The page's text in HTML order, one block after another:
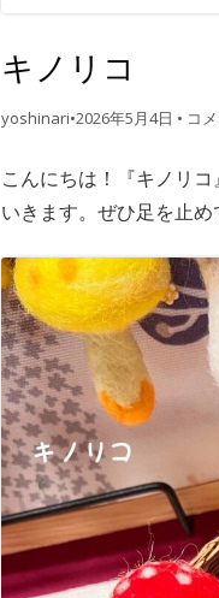
キノリコ
yoshinari•2026年5月4日 • コ
こんにちは！『キノリ
いきます。ぜひ足を止め